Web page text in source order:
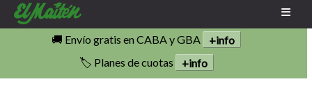
🚚 Envío gratis en CABA y GBA
+info
🏷️ Planes de cuotas
+info